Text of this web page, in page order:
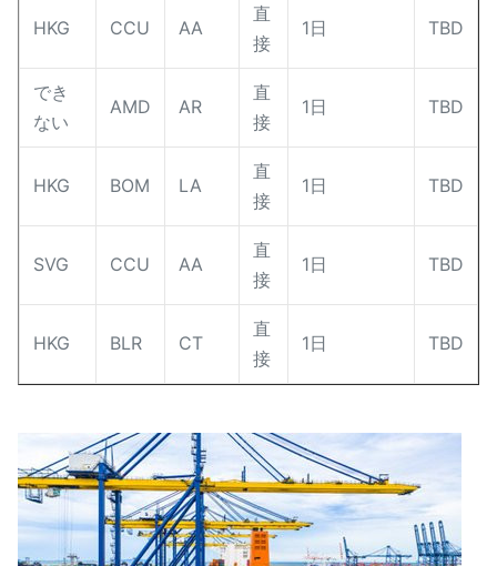
HKG CCU AA
直
接
1日 TBD
でき
ない
AMD AR
直
接
1日 TBD
HKG BOM LA
直
接
1日 TBD
SVG CCU AA
直
接
1日 TBD
HKG BLR CT
直
接
1日 TBD